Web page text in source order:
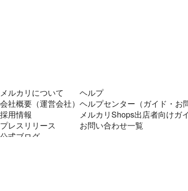
メルカリについて
会社概要（運営会社）
採用情報
プレスリリース
公式ブログ
ヘルプ
ヘルプセンター（ガイド・お
メルカリShops出店者向けガ
お問い合わせ一覧